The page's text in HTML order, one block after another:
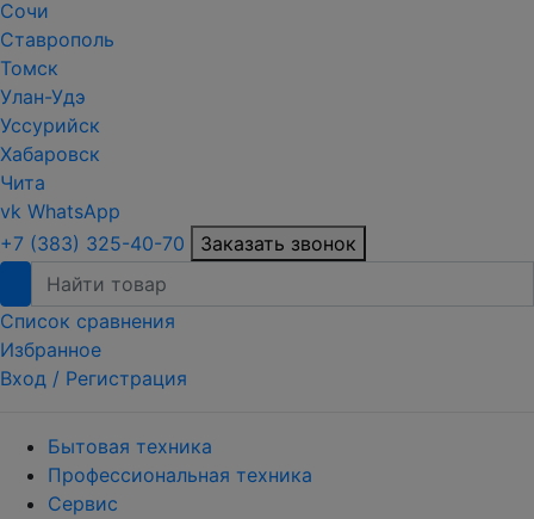
Сочи
Ставрополь
Томск
Улан-Удэ
Уссурийск
Хабаровск
Чита
vk WhatsApp
+7 (383) 325-40-70
Заказать звонок
Список сравнения
Избранное
Вход / Регистрация
Бытовая техника
Профессиональная техника
Сервис